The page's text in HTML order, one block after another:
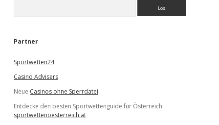
e
Partner
Sportwetten24
Casino Advisers
Neue Casinos ohne Sperrdatei
Entdecke den besten Sportwettenguide für Österreich:
sportwettenoesterreich.at